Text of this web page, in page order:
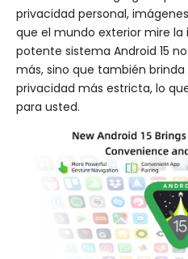
privacidad personal,
que el mundo exterior mire
potente sistema Android 15
más, sino que también
privacidad más estricta, lo
para usted.